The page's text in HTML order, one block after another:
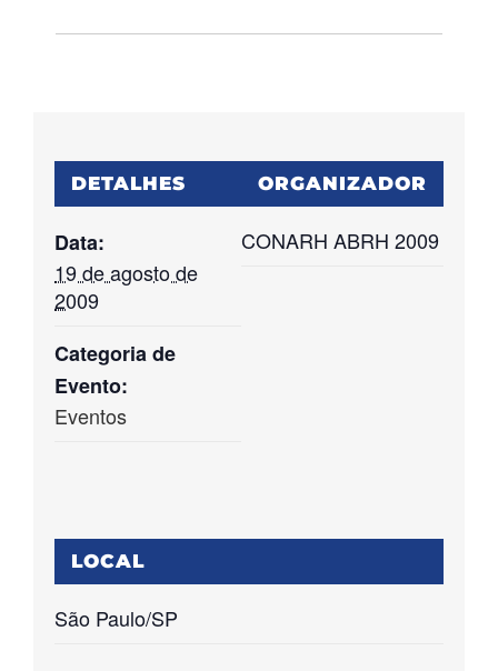
DETALHES
Data:
19 de agosto de
2009
Categoria de
Evento:
Eventos
ORGANIZADOR
CONARH ABRH 2009
LOCAL
São Paulo/SP